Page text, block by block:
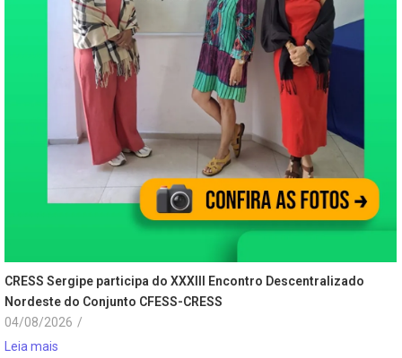
CRESS Sergipe participa do XXXIII Encontro Descentralizado
Nordeste do Conjunto CFESS-CRESS
04/08/2026 /
Leia mais